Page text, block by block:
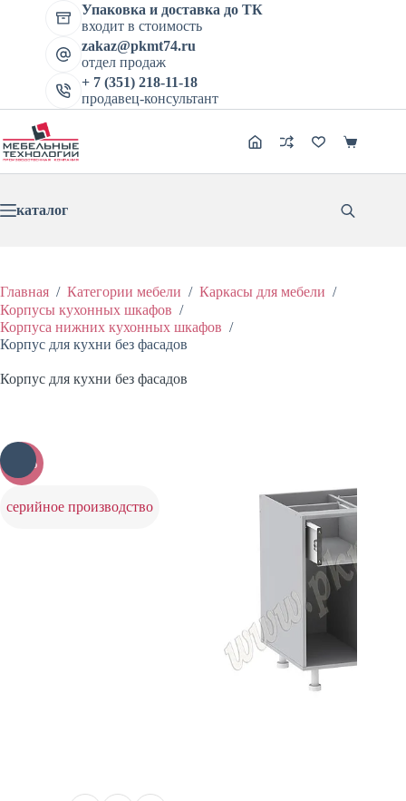
Корпус для кухни без фасадов
5049₽
Первоначальная
цена
составляла
5049 ₽.
4039₽
Текущая
цена:
4039 ₽.
Упаковка и доставка до ТК
входит в стоимость
zakaz@pkmt74.ru
отдел продаж
+ 7 (351) 218-11-18
продавец-консультант
Корзина
каталог
Главная / Категории мебели / Каркасы для мебели /
Корпусы кухонных шкафов /
Корпуса нижних кухонных шкафов /
Корпус для кухни без фасадов
Корпус для кухни без фасадов
-20%
серийное производство